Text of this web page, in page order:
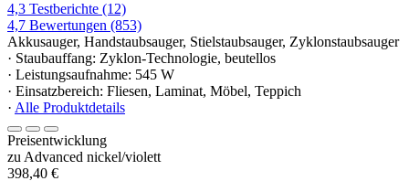
4,3 Testberichte (12)
4,7 Bewertungen (853)
Akkusauger, Handstaubsauger, Stielstaubsauger, Zyklonstaubsauger
· Staubauffang: Zyklon-Technologie, beutellos
· Leistungsaufnahme: 545 W
· Einsatzbereich: Fliesen, Laminat, Möbel, Teppich
· Alle Produktdetails
Preisentwicklung
zu Advanced nickel/violett
398,40 €